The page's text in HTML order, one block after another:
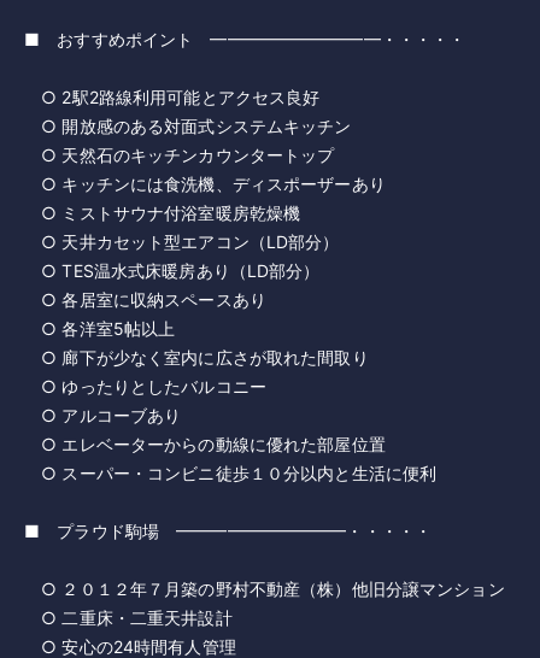
■ おすすめポイント ━━━━━━━━━━・・・・・
○ 2駅2路線利用可能とアクセス良好
○ 開放感のある対面式システムキッチン
○ 天然石のキッチンカウンタートップ
○ キッチンには食洗機、ディスポーザーあり
○ ミストサウナ付浴室暖房乾燥機
○ 天井カセット型エアコン（LD部分）
○ TES温水式床暖房あり（LD部分）
○ 各居室に収納スペースあり
○ 各洋室5帖以上
○ 廊下が少なく室内に広さが取れた間取り
○ ゆったりとしたバルコニー
○ アルコーブあり
○ エレベーターからの動線に優れた部屋位置
○ スーパー・コンビニ徒歩１０分以内と生活に便利
■ プラウド駒場 ━━━━━━━━━━・・・・・
○ ２０１２年７月築の野村不動産（株）他旧分譲マンション
○ 二重床・二重天井設計
○ 安心の24時間有人管理